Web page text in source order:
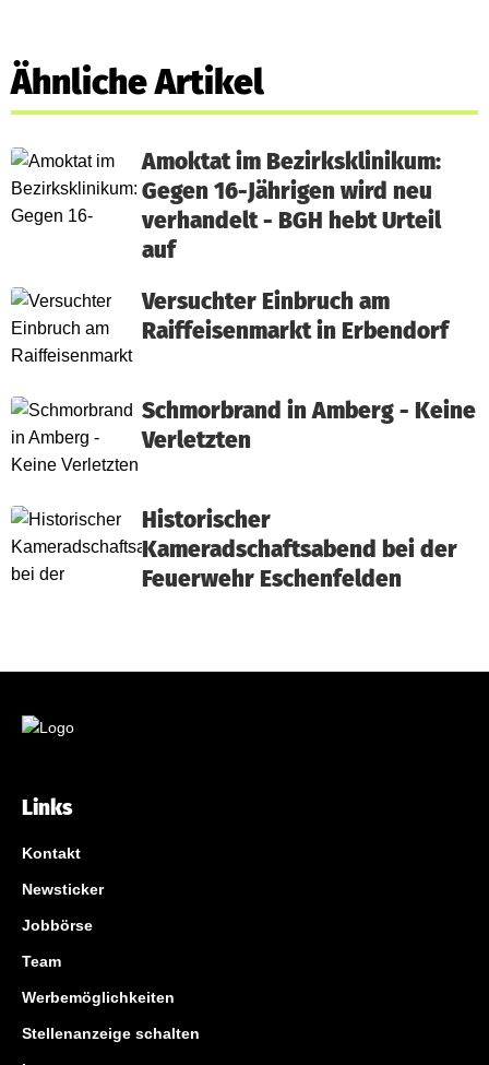
Ähnliche Artikel
Amoktat im Bezirksklinikum:
Gegen 16-Jährigen wird neu
verhandelt - BGH hebt Urteil
auf
Versuchter Einbruch am
Raiffeisenmarkt in Erbendorf
Schmorbrand in Amberg - Keine
Verletzten
Historischer
Kameradschaftsabend bei der
Feuerwehr Eschenfelden
Links
Kontakt
Newsticker
Jobbörse
Team
Werbemöglichkeiten
Stellenanzeige schalten